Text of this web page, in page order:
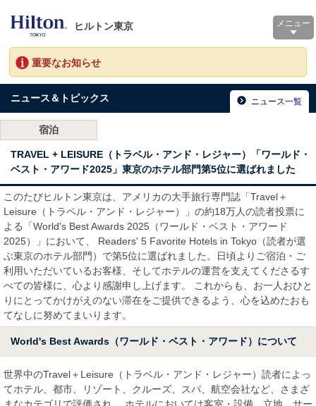
ヒルトン東京 メニュー
重要なお知らせ
ニュース＆トピックス ニュース一覧
宿泊
TRAVEL + LEISURE（トラベル・アンド・レジャー）「ワールド・
ベスト・アワード2025」東京のホテル部門第5位に選ばれました
このたびヒルトン東京は、アメリカの大手旅行専門誌「Travel＋
Leisure（トラベル・アンド・レジャー）」の約18万人の読者投票に
よる「World's Best Awards 2025（ワールド・ベスト・アワード
2025）」において、 Readers' 5 Favorite Hotels in Tokyo（読者が選
ぶ東京のホテル部門）で第5位に選ばれました。日頃よりご宿泊・ご
利用いただいているお客様、そしてホテルの運営を支えてくださるす
べての皆様に、心より感謝申し上げます。 これからも、お一人おひと
りにとってかけがえのない滞在をご提供できるよう、心を込めたおも
てなしに努めてまいります。
World's Best Awards（ワールド・ベスト・アワード）について
世界中のTravel＋Leisure（トラベル・アンド・レジャー）読者によっ
てホテル、都市、リゾート、クルーズ、スパ、航空会社など、さまざ